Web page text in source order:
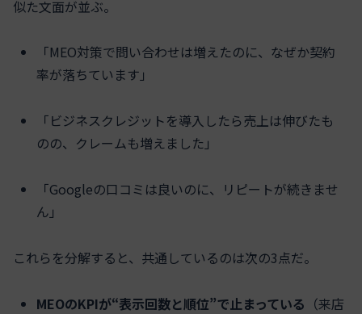
似た文面が並ぶ。
「MEO対策で問い合わせは増えたのに、なぜか契約
率が落ちています」
「ビジネスクレジットを導入したら売上は伸びたも
のの、クレームも増えました」
「Googleの口コミは良いのに、リピートが続きませ
ん」
これらを分解すると、共通しているのは次の3点だ。
MEOのKPIが“表示回数と順位”で止まっている （来店